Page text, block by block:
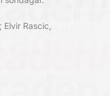
Rascic,